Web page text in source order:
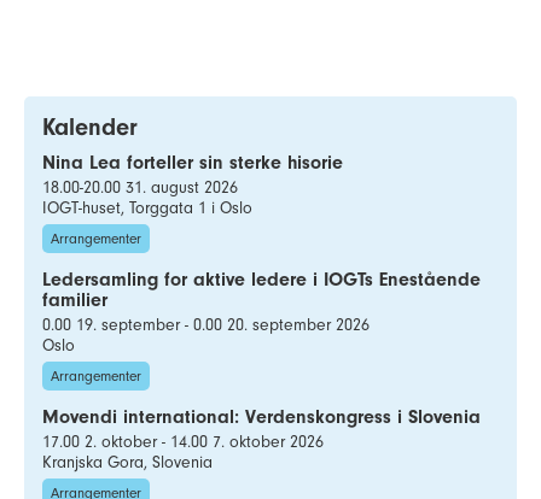
Kalender
Nina Lea forteller sin sterke hisorie
18.00-20.00 31. august 2026
IOGT-huset, Torggata 1 i Oslo
Arrangementer
Ledersamling for aktive ledere i IOGTs Enestående
familier
0.00 19. september - 0.00 20. september 2026
Oslo
Arrangementer
Movendi international: Verdenskongress i Slovenia
17.00 2. oktober - 14.00 7. oktober 2026
Kranjska Gora, Slovenia
Arrangementer